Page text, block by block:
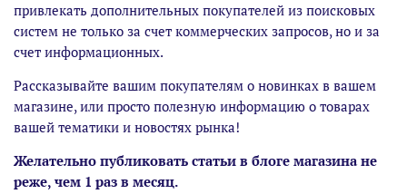
привлекать дополнительных покупателей из поисковых
систем не только за счет коммерческих запросов, но и за
счет информационных.
Рассказывайте вашим покупателям о новинках в вашем
магазине, или просто полезную информацию о товарах
вашей тематики и новостях рынка!
Желательно публиковать статьи в блоге магазина не
реже, чем 1 раз в месяц.